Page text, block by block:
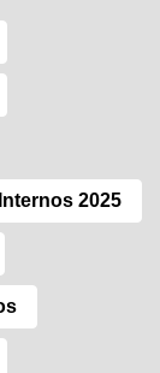
2025